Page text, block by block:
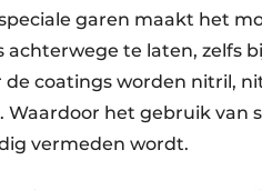
garen maakt het
achterwege te laten, zelfs
de coatings worden nitril,
het gebruik van
vermeden wordt.